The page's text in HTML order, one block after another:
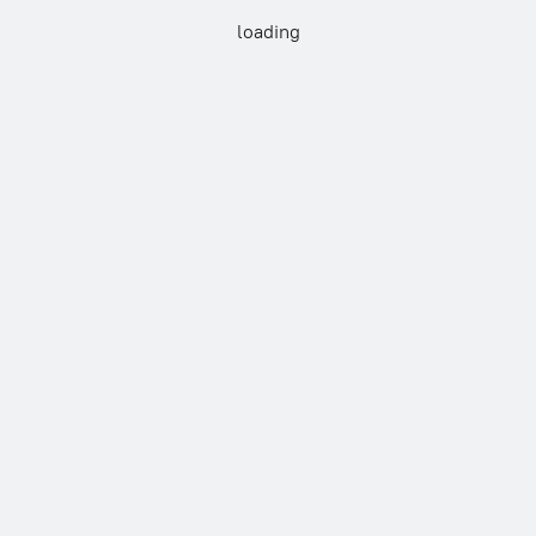
loading